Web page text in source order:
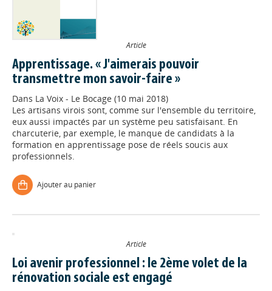
Article
Apprentissage. « J'aimerais pouvoir
transmettre mon savoir-faire »
Dans La Voix - Le Bocage (10 mai 2018)
Les artisans virois sont, comme sur l'ensemble du territoire,
eux aussi impactés par un système peu satisfaisant. En
charcuterie, par exemple, le manque de candidats à la
formation en apprentissage pose de réels soucis aux
professionnels.
Ajouter au panier
Article
Loi avenir professionnel : le 2ème volet de la
rénovation sociale est engagé